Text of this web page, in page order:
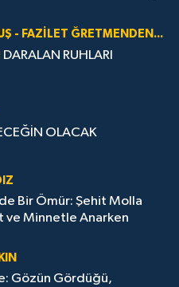
- FAZILET ĞRETMENDEN...
RUHLARI
OLACAK
Bir Ömür: Şehit Molla
ve Minnetle Anarken
Gözün Gördüğü,